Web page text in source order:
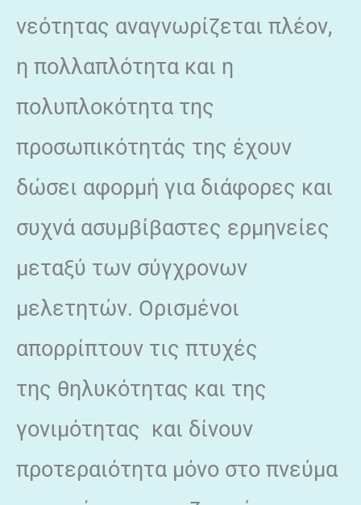
νεότητας αναγνωρίζεται πλέον,
η πολλαπλότητα και η
πολυπλοκότητα της
προσωπικότητάς της έχουν
δώσει αφορμή για διάφορες και
συχνά ασυμβίβαστες ερμηνείες
μεταξύ των σύγχρονων
μελετητών. Ορισμένοι
απορρίπτουν τις πτυχές
της θηλυκότητας και της
γονιμότητας και δίνουν
προτεραιότητα μόνο στο πνεύμα